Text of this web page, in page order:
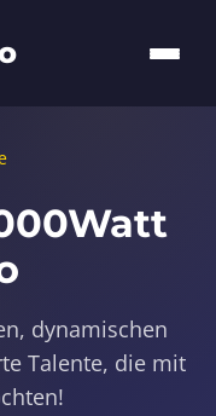
dynamischen
Talente, die mit